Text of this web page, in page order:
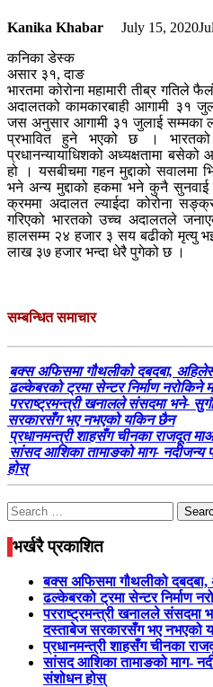
Kanika Khabar July 15, 2020
कनिका डेस्क
असार ३१, दाङ
भारतमा कोरोना महामारी तीब्र गतिले
अदालतको कामकारबाही आगामी ३१
जस अनुसार आगामी ३१ जुलाई सम्मका
प्रभावित हुने भएको छ ।
प्रधानन्यायाधिशको अध्यक्षतामा
हो । यसबीचमा गहन मुद्दाको सवालमा
भने अन्य मुद्दाको हकमा भने कुनै
क्रममा अदालत ल्याईदा कोरोना
गरिएको भारतको उच्च अदालतले
हालसम्म २४ हजार ३ सय बढीको मृत्यु
लाख ३७ हजार भन्दा धेरै पुगेको छ ।
सम्बन्धित समाचार
बक्स अफिसमा गौथलीको दबदबा,
ढल्केबरको ट्रमा सेन्टर निर्माण नरोकिने
परराष्ट्रमन्त्री खनालले संसदमा भने-
सरकारसँग भए नभएको यकिन छैन
प्रधानमन्त्री शाहसँग चीनका राजदूत
सांसद आशिका तामाङको माग- नदीजन्य
होस्
Search
for:
भर्खरै प्रकाशित
बक्स अफिसमा गौथलीको दबदबा,
ढल्केबरको ट्रमा सेन्टर निर्माण
परराष्ट्रमन्त्री खनालले संसदमा
दस्ताबेज सरकारसँग भए नभएको
प्रधानमन्त्री शाहसँग चीनका
सांसद आशिका तामाङको माग-
संशोधन होस्